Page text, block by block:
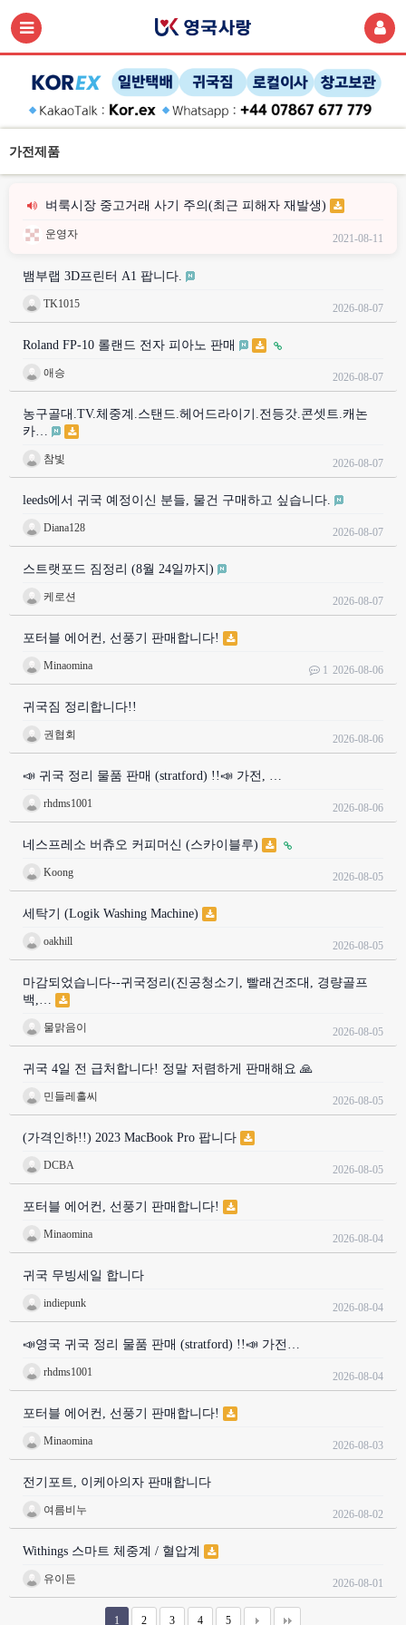
가전제품
벼룩시장 중고거래 사기 주의(최근 피해자 재발생)
운영자 2021-08-11
뱀부랩 3D프린터 A1 팝니다.
TK1015 2026-08-07
Roland FP-10 롤랜드 전자 피아노 판매
애승 2026-08-07
농구골대.TV.체중계.스탠드.헤어드라이기.전등갓.콘셋트.캐논
카…
참빛 2026-08-07
leeds에서 귀국 예정이신 분들, 물건 구매하고 싶습니다.
Diana128 2026-08-07
스트랫포드 짐정리 (8월 24일까지)
케로션 2026-08-07
포터블 에어컨, 선풍기 판매합니다!
Minaomina 1 2026-08-06
귀국짐 정리합니다!!
권협회 2026-08-06
📣 귀국 정리 물품 판매 (stratford) !!📣 가전, …
rhdms1001 2026-08-06
네스프레소 버츄오 커피머신 (스카이블루)
Koong 2026-08-05
세탁기 (Logik Washing Machine)
oakhill 2026-08-05
마감되었습니다--귀국정리(진공청소기, 빨래건조대, 경량골프
백,…
물맑음이 2026-08-05
귀국 4일 전 급처합니다! 정말 저렴하게 판매해요 🙏
민들레홀씨 2026-08-05
(가격인하!!) 2023 MacBook Pro 팝니다
DCBA 2026-08-05
포터블 에어컨, 선풍기 판매합니다!
Minaomina 2026-08-04
귀국 무빙세일 합니다
indiepunk 2026-08-04
📣영국 귀국 정리 물품 판매 (stratford) !!📣 가전…
rhdms1001 2026-08-04
포터블 에어컨, 선풍기 판매합니다!
Minaomina 2026-08-03
전기포트, 이케아의자 판매합니다
여름비누 2026-08-02
Withings 스마트 체중계 / 혈압계
유이든 2026-08-01
1 2 3 4 5